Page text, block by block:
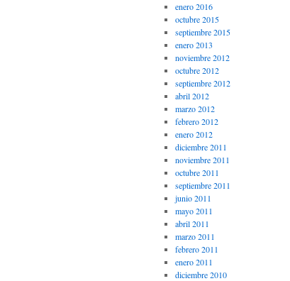
enero 2016
octubre 2015
septiembre 2015
enero 2013
noviembre 2012
octubre 2012
septiembre 2012
abril 2012
marzo 2012
febrero 2012
enero 2012
diciembre 2011
noviembre 2011
octubre 2011
septiembre 2011
junio 2011
mayo 2011
abril 2011
marzo 2011
febrero 2011
enero 2011
diciembre 2010